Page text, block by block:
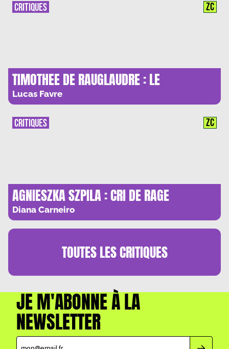
TIMOTHEE DE RAUGLAUDRE : LE
CHRISTIANISME COMME ANTICAPITALISME
D’ELITE
Lucas Favre
CRITIQUES ZC
AGNIESZKA SZPILA : CRI DE RAGE
FEMINISTE ET ECOLOGIQUE
Diana Carneiro
CRITIQUES ZC
TOUTES LESCRITIQUES
JE M'ABONNE À LA
NEWSLETTER